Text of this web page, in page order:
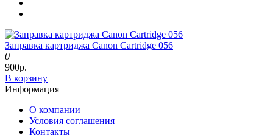
Заправка картриджа Canon Cartridge 056
0
900р.
В корзину
Информация
О компании
Условия соглашения
Контакты